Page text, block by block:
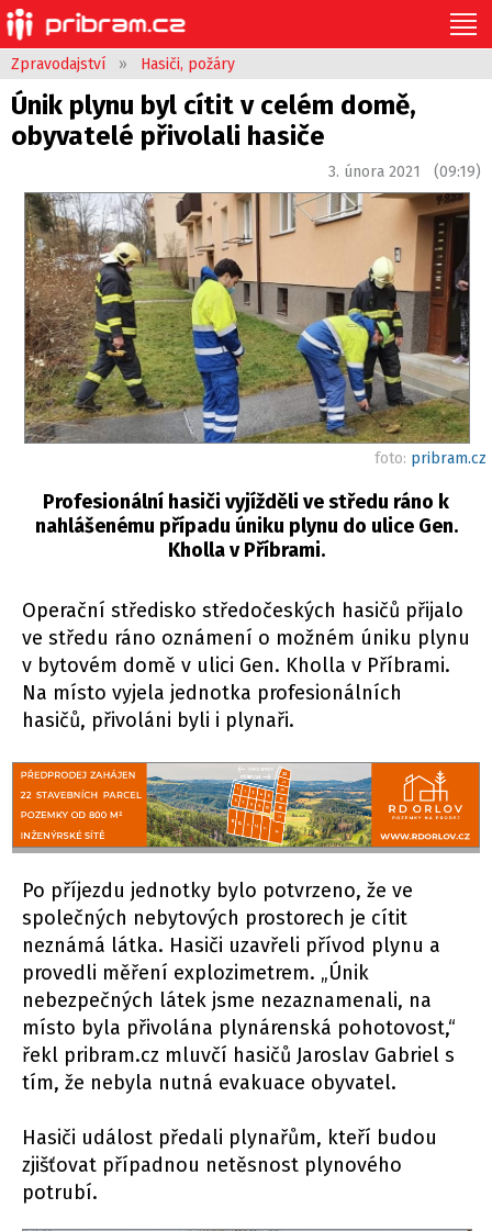
Zpravodajství » Hasiči, požáry
Únik plynu byl cítit v celém domě,
obyvatelé přivolali hasiče
3. února 2021 (09:19)
foto: pribram.cz
Profesionální hasiči vyjížděli ve středu ráno k
nahlášenému případu úniku plynu do ulice Gen.
Kholla v Příbrami.
Operační středisko středočeských hasičů přijalo
ve středu ráno oznámení o možném úniku plynu
v bytovém domě v ulici Gen. Kholla v Příbrami.
Na místo vyjela jednotka profesionálních
hasičů, přivoláni byli i plynaři.
Po příjezdu jednotky bylo potvrzeno, že ve
společných nebytových prostorech je cítit
neznámá látka. Hasiči uzavřeli přívod plynu a
provedli měření explozimetrem. „Únik
nebezpečných látek jsme nezaznamenali, na
místo byla přivolána plynárenská pohotovost,“
řekl pribram.cz mluvčí hasičů Jaroslav Gabriel s
tím, že nebyla nutná evakuace obyvatel.
Hasiči událost předali plynařům, kteří budou
zjišťovat případnou netěsnost plynového
potrubí.